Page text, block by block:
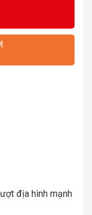
địa hình mạnh